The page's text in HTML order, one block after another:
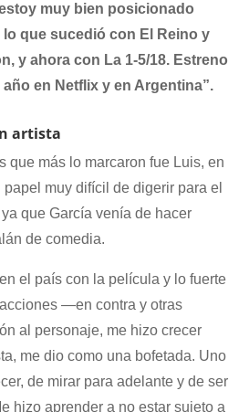
muy bien posicionado
que sucedió con El Reino y
y ahora con La 1-5/18. Estreno
en Netflix y en Argentina”.
artista
que más lo marcaron fue Luis, en
muy difícil de digerir para el
que García venía de hacer
de comedia.
el país con la película y lo fuerte
—en contra y otras
al personaje, me hizo crecer
me dio como una bofetada. Uno
de mirar para adelante y de ser
hizo aprender a no estar sujeto a